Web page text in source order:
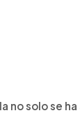
no solo se